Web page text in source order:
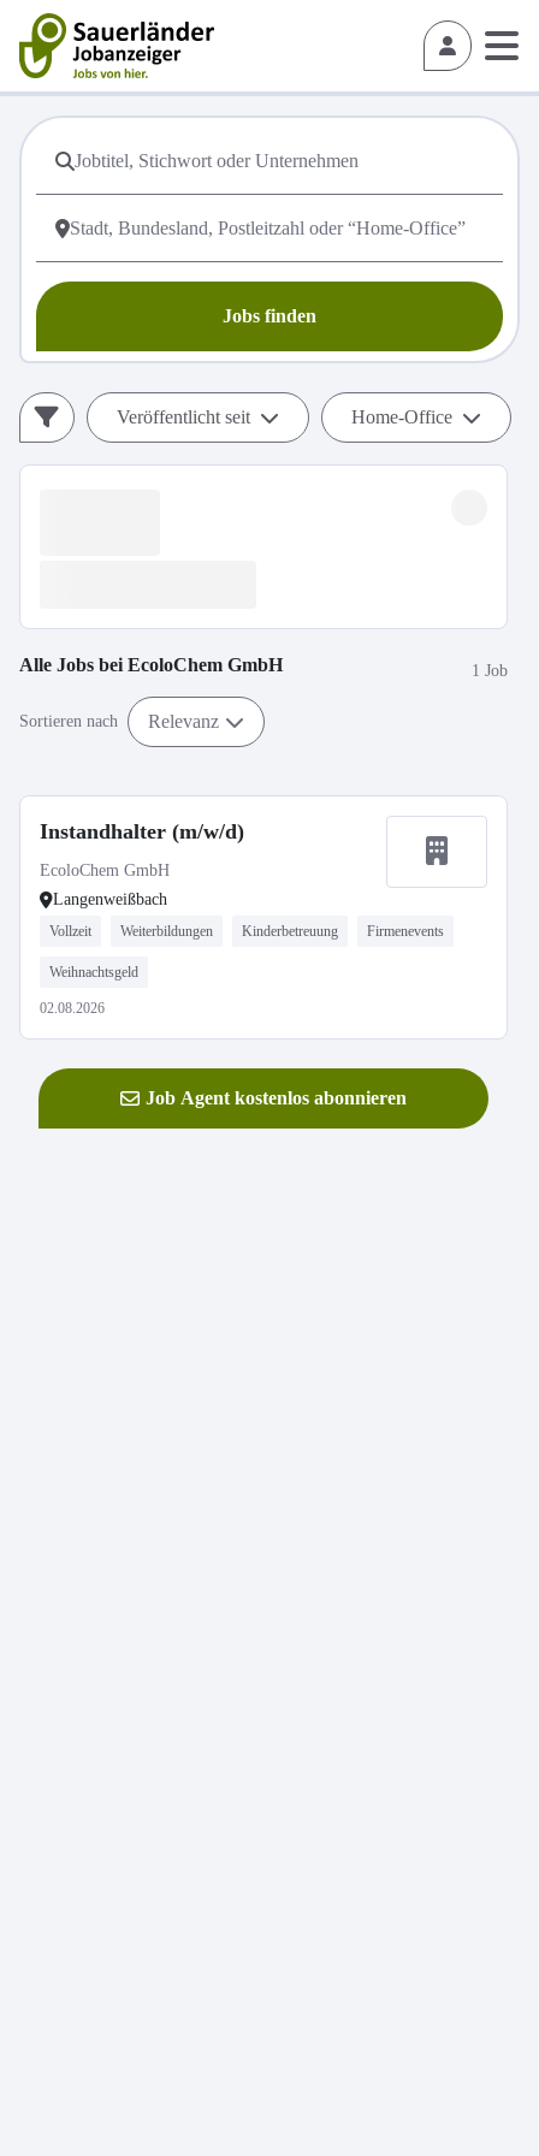
Jobs finden
Veröffentlicht seit Home-Office
Alle Jobs bei EcoloChem GmbH 1 Job
Sortieren nach Relevanz
Instandhalter (m/w/d)
EcoloChem GmbH
Langenweißbach
Vollzeit Weiterbildungen Kinderbetreuung Firmenevents
Weihnachtsgeld
02.08.2026
Job Agent kostenlos abonnieren